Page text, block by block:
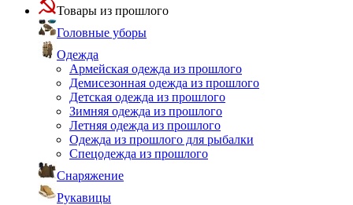
Товары из прошлого
Головные уборы
Одежда
Армейская одежда из прошлого
Демисезонная одежда из прошлого
Детская одежда из прошлого
Зимняя одежда из прошлого
Летняя одежда из прошлого
Одежда из прошлого для рыбалки
Спецодежда из прошлого
Снаряжение
Рукавицы